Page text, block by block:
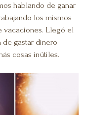
hablando de ganar
los mismos
vacaciones. Llegó el
de gastar dinero
cosas inútiles.